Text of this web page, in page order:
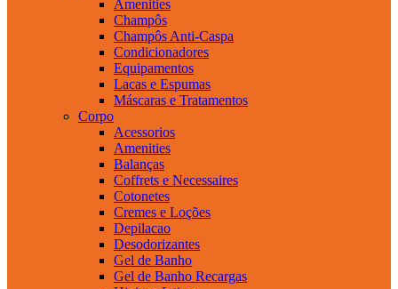
Amenities
Champôs
Champôs Anti-Caspa
Condicionadores
Equipamentos
Lacas e Espumas
Máscaras e Tratamentos
Corpo
Acessorios
Amenities
Balanças
Coffrets e Necessaires
Cotonetes
Cremes e Loções
Depilacao
Desodorizantes
Gel de Banho
Gel de Banho Recargas